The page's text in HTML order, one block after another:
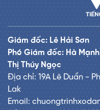
Giám đốc: Lê Hải Sơn
Phó Giám đốc: Hà
Thị Thúy Ngọc
Địa chỉ: 19A Lê Duẩn -
Lak
Email: